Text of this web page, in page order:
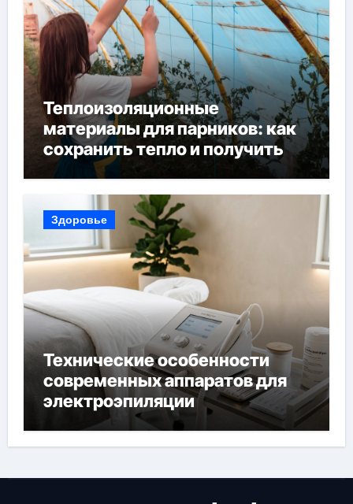
Теплоизоляционные
материалы для парников: как
сохранить тепло и получить
богатый урожай
Здоровье
Технические особенности
современных аппаратов для
электроэпиляции